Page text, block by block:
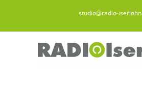
springen
studio@radio-